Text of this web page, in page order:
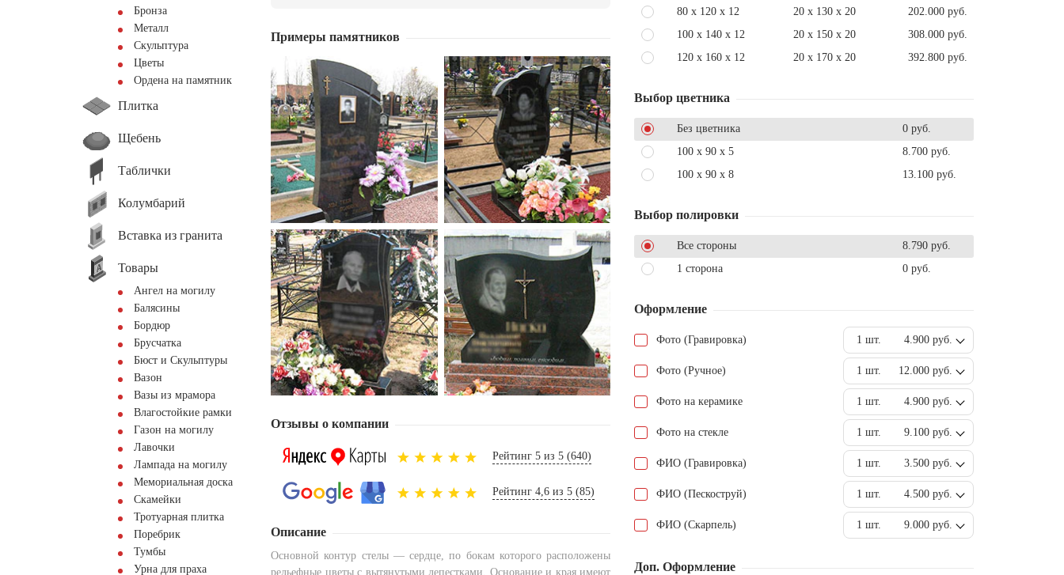
Бронза
Металл
Скульптура
Цветы
Ордена на памятник
Плитка
Щебень
Таблички
Колумбарий
Вставка из гранита
Товары
Ангел на могилу
Балясины
Бордюр
Брусчатка
Бюст и Скульптуры
Вазон
Вазы из мрамора
Влагостойкие рамки
Газон на могилу
Лавочки
Лампада на могилу
Мемориальная доска
Скамейки
Тротуарная плитка
Поребрик
Тумбы
Урна для праха
Примеры памятников
Отзывы о компании
Рейтинг 5 из 5 (640)
Рейтинг 4,6 из 5 (85)
Описание
Основной контур стелы — сердце, по бокам которого расположены
рельефные цветы с вытянутыми лепестками. Основание и края имеют
80 x 120 x 12
20 x 130 x 20
202.000 руб.
100 x 140 x 12
20 x 150 x 20
308.000 руб.
120 x 160 x 12
20 x 170 x 20 392.800 руб.
Выбор цветника
Без цветника
0 руб.
100 x 90 x 5
8.700 руб.
100 x 90 x 8
13.100 руб.
Выбор полировки
Все стороны
8.790 руб.
1 сторона
0 руб.
Оформление
Фото (Гравировка) 1 шт. 4.900 руб.
Фото (Ручное) 1 шт. 12.000 руб.
Фото на керамике 1 шт. 4.900 руб.
Фото на стекле 1 шт. 9.100 руб.
ФИО (Гравировка) 1 шт. 3.500 руб.
ФИО (Пескоструй) 1 шт. 4.500 руб.
ФИО (Скарпель) 1 шт. 9.000 руб.
Доп. Оформление